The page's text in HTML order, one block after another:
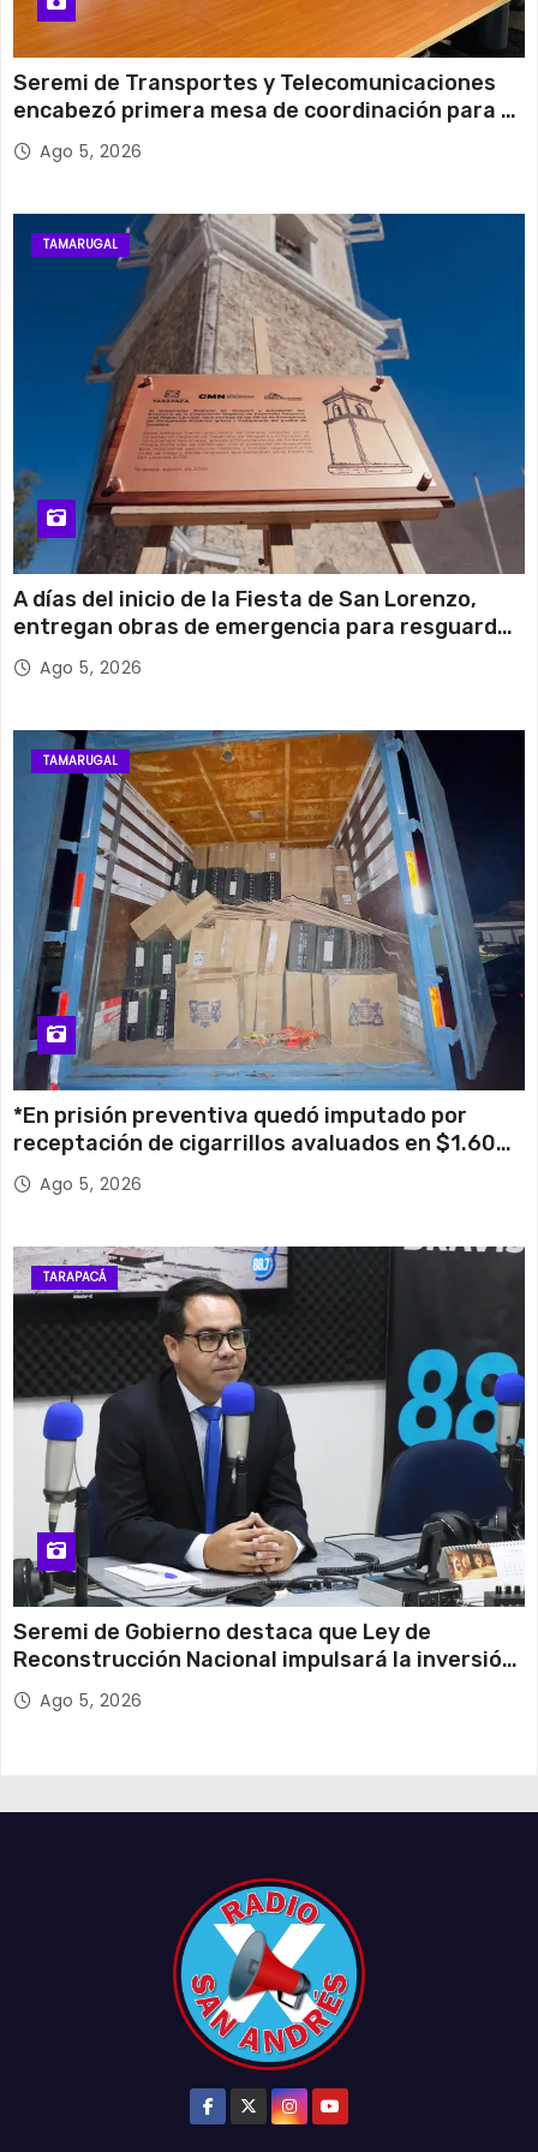
Seremi de Transportes y Telecomunicaciones
encabezó primera mesa de coordinación para el
retiro de cables en desuso en Iquique
Ago 5, 2026
TAMARUGAL
A días del inicio de la Fiesta de San Lorenzo,
entregan obras de emergencia para resguardar
su histórico campanario
Ago 5, 2026
TAMARUGAL
*En prisión preventiva quedó imputado por
receptación de cigarrillos avaluados en $1.600
millones*
Ago 5, 2026
TARAPACÁ
Seremi de Gobierno destaca que Ley de
Reconstrucción Nacional impulsará la inversión
y el empleo en Tarapacá
Ago 5, 2026